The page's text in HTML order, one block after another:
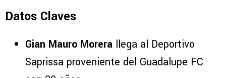
Datos Claves
Gian Mauro Morera llega al Deportivo
Saprissa proveniente del Guadalupe FC